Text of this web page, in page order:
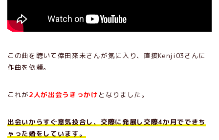
この曲を聴いて倖田來未さんが気に入り、直接Kenji03さんに
作曲を依頼。
これが2人が出会うきっかけ となりました。
出会いからすぐ意気投合し、交際に発展し交際4か月でできち
ゃった婚をしています。